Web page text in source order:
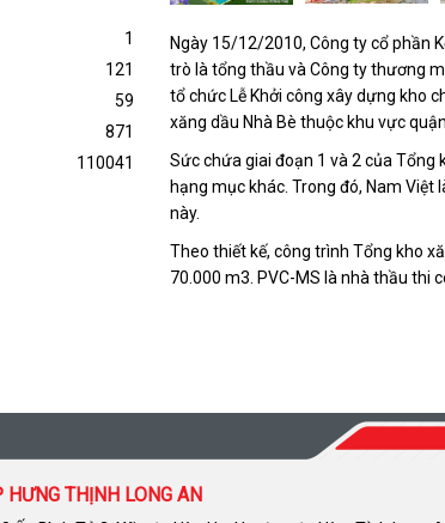
Ngày 15/12/2010, Công ty cổ phần
trò là tổng thầu và Công ty thương
tổ chức Lễ Khởi công xây dựng kho
xăng dầu Nhà Bè thuộc khu vực
Sức chứa giai đoạn 1 và 2 của Tổng
hạng mục khác. Trong đó, Nam
này.
Theo thiết kế, công trình Tổng kho
70.000 m3. PVC-MS là nhà thầu thi
1
121
59
871
110041
HƯNG THỊNH LONG AN